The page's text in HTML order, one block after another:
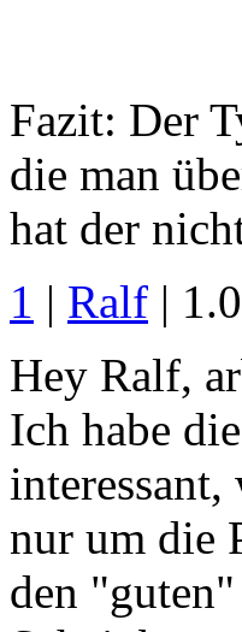
Fazit: Der
die man
hat der
1 | Ralf |
Hey Ralf,
Ich habe
nur um die
den